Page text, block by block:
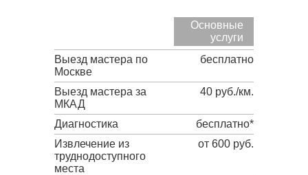
Основные
услуги
Выезд мастера по
Москве
бесплатно
Выезд мастера за
МКАД
40 руб./км.
Диагностика
бесплатно*
Извлечение из
труднодоступного
места
от 600 руб.